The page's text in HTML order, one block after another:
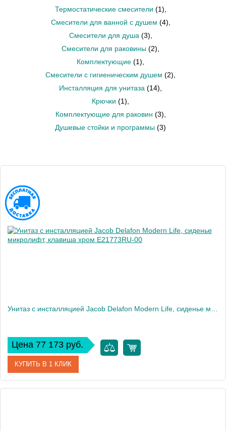
Термостатические смесители (1)
Смесители для ванной с душем (4)
Смесители для душа (3)
Смесители для раковины (2)
Комплектующие (1)
Смесители с гигиеническим душем (2)
Инсталляция для унитаза (14)
Крючки (1)
Комплектующие для раковин (3)
Душевые стойки и программы (3)
Цена 77 173 руб.
КУПИТЬ В 1 КЛИК